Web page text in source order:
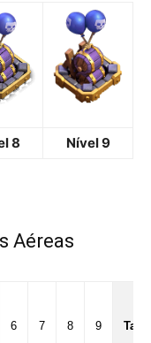
8 Nível 9
Aéreas
6 7 8 9